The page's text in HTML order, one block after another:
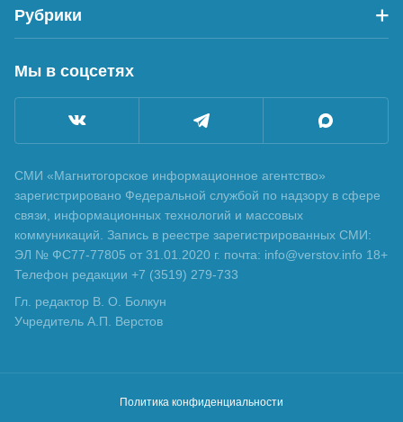
Рубрики
Мы в соцсетях
СМИ «Магнитогорское информационное агентство»
зарегистрировано Федеральной службой по надзору в сфере
связи, информационных технологий и массовых
коммуникаций. Запись в реестре зарегистрированных СМИ:
ЭЛ № ФС77-77805 от 31.01.2020 г. почта: info@verstov.info 18+
Телефон редакции +7 (3519) 279-733
Гл. редактор В. О. Болкун
Учредитель А.П. Верстов
Политика конфиденциальности